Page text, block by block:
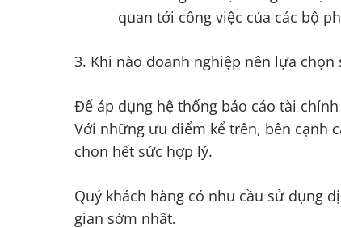
quan tới công việc của các bộ
3. Khi nào doanh nghiệp nên lựa chọn
Để áp dụng hệ thống báo cáo tài
Với những ưu điểm kể trên, bên cạnh
chọn hết sức hợp lý.
Quý khách hàng có nhu cầu sử dụng
gian sớm nhất.